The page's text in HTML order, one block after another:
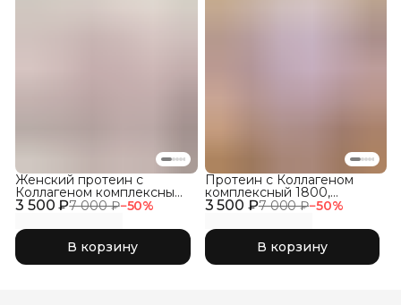
3 500 ₽7 000 ₽−50%
Женский протеин с
Коллагеном комплексный
1800, Кокос
В корзину
3 500 ₽7 000 ₽−50%
Протеин с Коллагеном
комплексный 1800,
Фраппе
В корзину